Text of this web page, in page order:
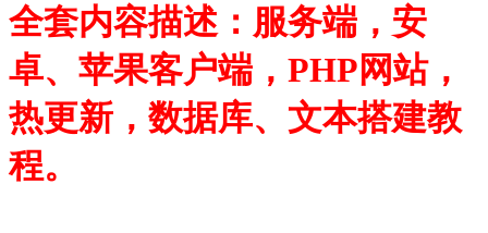
全套内容描述：服务端，安
卓、苹果客户端，PHP网站，
热更新，数据库、文本搭建教
程。